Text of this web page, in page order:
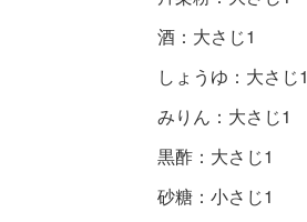
酒：大さじ1
しょうゆ：大さじ1
みりん：大さじ1
黒酢：大さじ1
砂糖：小さじ1